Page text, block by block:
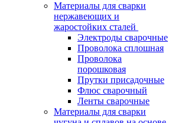
Материалы для сварки
нержавеющих и
жаростойких сталей
Электроды сварочные
Проволока сплошная
Проволока
порошковая
Прутки присадочные
Флюс сварочный
Ленты сварочные
Материалы для сварки